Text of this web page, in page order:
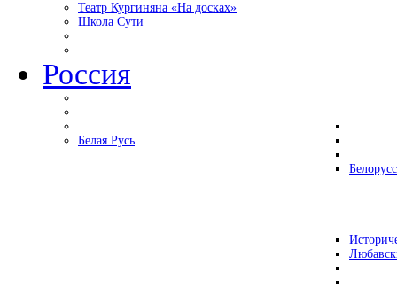
Театр Кургиняна «На досках»
Школа Сути
Россия
Белая Русь